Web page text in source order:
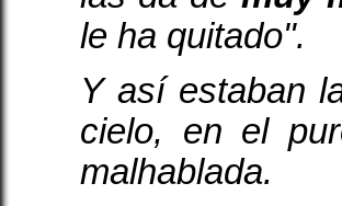
le ha quitado".
Y así estaban
cielo, en el
malhablada.